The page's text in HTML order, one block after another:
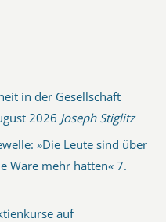
in der Gesellschaft
2026 Joseph Stiglitz
»Die Leute sind über
Ware mehr hatten« 7.
auf